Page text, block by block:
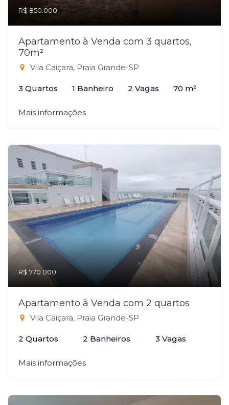
R$ 850.000
Apartamento à Venda com 3 quartos,
70m²
Vila Caiçara, Praia Grande-SP
3 Quartos 1 Banheiro 2 Vagas 70 m²
Mais informações
R$ 770.000
Apartamento à Venda com 2 quartos
Vila Caiçara, Praia Grande-SP
2 Quartos 2 Banheiros 3 Vagas
Mais informações